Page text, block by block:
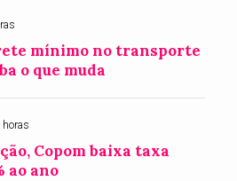
mínimo no transporte
o que muda
horas
Copom baixa taxa
ao ano